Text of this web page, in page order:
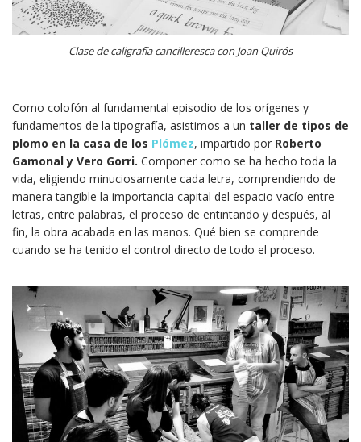
Clase de caligrafía cancilleresca con Joan Quirós
Como colofón al fundamental episodio de los orígenes y
fundamentos de la tipografía, asistimos a un taller de tipos de
plomo en la casa de los Plómez, impartido por Roberto
Gamonal y Vero Gorri. Componer como se ha hecho toda la
vida, eligiendo minuciosamente cada letra, comprendiendo de
manera tangible la importancia capital del espacio vacío entre
letras, entre palabras, el proceso de entintando y después, al
fin, la obra acabada en las manos. Qué bien se comprende
cuando se ha tenido el control directo de todo el proceso.